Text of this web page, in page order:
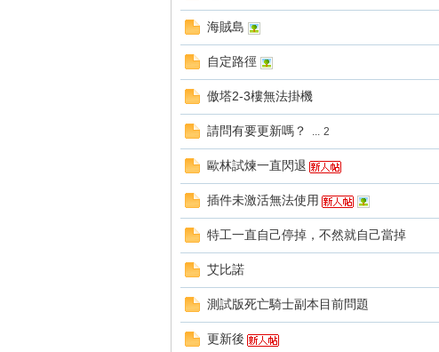
海賊島
自定路徑
傲塔2-3樓無法掛機
請問有要更新嗎？ ... 2
歐林試煉一直閃退
插件未激活無法使用
特工一直自己停掉，不然就自己當掉
艾比諾
測試版死亡騎士副本目前問題
更新後